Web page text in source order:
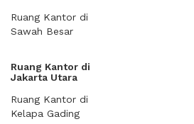
Ruang Kantor di
Sawah Besar
Ruang Kantor di
Jakarta Utara
Ruang Kantor di
Kelapa Gading